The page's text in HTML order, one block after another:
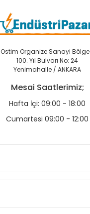
Ostim Organize Sanayi
100. Yıl Bulvarı No: 24
Yenimahalle / ANKARA
Mesai Saatlerimiz;
Hafta İçi: 09:00 - 18:00
Cumartesi 09:00 - 12:00